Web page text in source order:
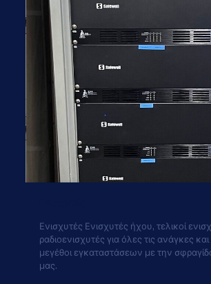
Ενισχυτές Ενισχυτές ήχου, τελικοί
ραδιοενισχυτές για όλες τις ανάγκες
μεγέθοι εγκαταστάσεων με την
μας.